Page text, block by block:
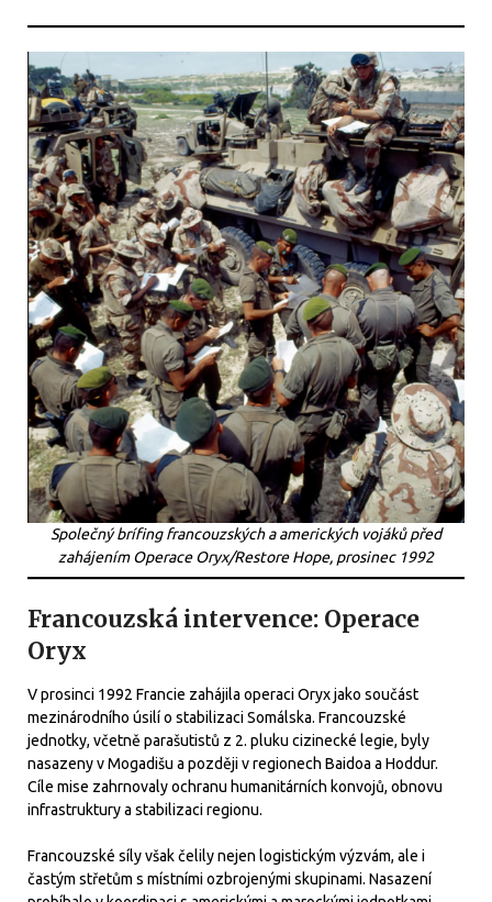
Společný brífing francouzských a amerických vojáků před
zahájením Operace Oryx/Restore Hope, prosinec 1992
Francouzská intervence: Operace
Oryx
V prosinci 1992 Francie zahájila operaci Oryx jako součást
mezinárodního úsilí o stabilizaci Somálska. Francouzské
jednotky, včetně parašutistů z 2. pluku cizinecké legie, byly
nasazeny v Mogadišu a později v regionech Baidoa a Hoddur.
Cíle mise zahrnovaly ochranu humanitárních konvojů, obnovu
infrastruktury a stabilizaci regionu.
Francouzské síly však čelily nejen logistickým výzvám, ale i
častým střetům s místními ozbrojenými skupinami. Nasazení